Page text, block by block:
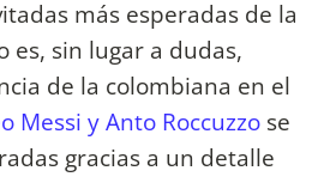
más esperadas de la
es, sin lugar a dudas,
de la colombiana en el
Messi y Anto Roccuzzo se
gracias a un detalle